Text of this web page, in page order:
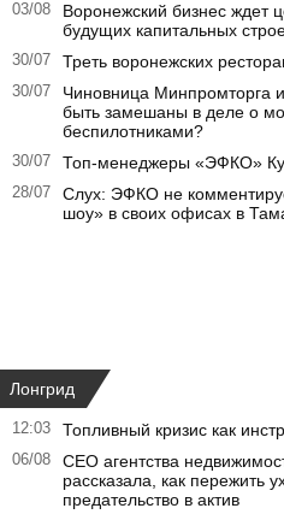
03/08
Воронежский бизнес ждет
будущих капитальных
30/07 Треть воронежских
30/07
Чиновница Минпромторга
быть замешаны в деле о
беспилотниками?
30/07 Топ-менеджеры «ЭФКО»
28/07
Слух: ЭФКО не
шоу» в своих офисах в
Лонгрид
12:03 Топливный кризис как
06/08
CEO агентства
рассказала, как пережить
предательство в актив